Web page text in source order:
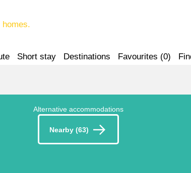
Short stay Destinations Favourites (0)
Alternative accommodations
Nearby (63)